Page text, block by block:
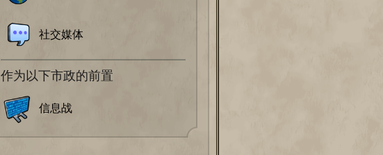
社交媒体
作为以下市政的前置
信息战